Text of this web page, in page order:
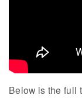
Below is the full